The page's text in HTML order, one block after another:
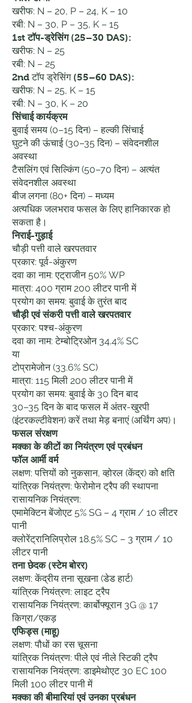
खरीफ: N – 20, P – 24, K – 10
रबी: N – 30, P – 35, K – 15
1st टॉप-ड्रेसिंग (25–30 DAS):
खरीफ: N – 25
रबी: N – 25
2nd टॉप ड्रेसिंग (55–60 DAS):
खरीफ: N – 25, K – 15
रबी: N – 30, K – 20
सिंचाई कार्यक्रम
बुवाई समय (0–15 दिन) – हल्की सिंचाई
घुटने की ऊंचाई (30–35 दिन) – संवेदनशील
अवस्था
टैसलिंग एवं सिल्किंग (50–70 दिन) – अत्यंत
संवेदनशील अवस्था
बीज लगना (80+ दिन) – मध्यम
अत्यधिक जलभराव फसल के लिए हानिकारक हो
सकता है।
निराई-गुड़ाई
चौड़ी पत्ती वाले खरपतवार
प्रकार: पूर्व-अंकुरण
दवा का नाम: एट्राजीन 50% WP
मात्रा: 400 ग्राम 200 लीटर पानी में
प्रयोग का समय: बुवाई के तुरंत बाद
चौड़ी एवं संकरी पत्ती वाले खरपतवार
प्रकार: पश्च-अंकुरण
दवा का नाम: टेम्बोट्रिओन 34.4% SC
या
टोप्रामेजोन (33.6% SC)
मात्रा: 115 मिली 200 लीटर पानी में
प्रयोग का समय: बुवाई के 30 दिन बाद
30–35 दिन के बाद फसल में अंतर-खुरपी
(इंटरकल्टीवेशन) करें तथा मेड़ बनाएं (अर्थिंग अप)।
फसल संरक्षण
मक्का के कीटों का नियंत्रण एवं प्रबंधन
फॉल आर्मी वर्म
लक्षण: पत्तियों को नुकसान, व्होरल (केंद्र) को क्षति
यांत्रिक नियंत्रण: फेरोमोन ट्रैप की स्थापना
रासायनिक नियंत्रण:
एमामेक्टिन बेंजोएट 5% SG – 4 ग्राम / 10 लीटर
पानी
क्लोरेंट्रानिलिप्रोल 18.5% SC – 3 ग्राम / 10
लीटर पानी
तना छेदक (स्टेम बोरर)
लक्षण: केंद्रीय तना सूखना (डेड हार्ट)
यांत्रिक नियंत्रण: लाइट ट्रैप
रासायनिक नियंत्रण: कार्बोफ्यूरान 3G @ 17
किग्रा/एकड़
एफिड्स (माहू)
लक्षण: पौधों का रस चूसना
यांत्रिक नियंत्रण: पीले एवं नीले स्टिकी ट्रैप
रासायनिक नियंत्रण: डाइमेथोएट 30 EC 100
मिली 100 लीटर पानी में
मक्का की बीमारियां एवं उनका प्रबंधन